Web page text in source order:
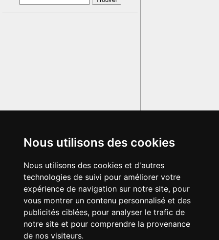
Nous utilisons des cookies
Nous utilisons des cookies et d'autres
technologies de suivi pour améliorer votre
expérience de navigation sur notre site, pour
vous montrer un contenu personnalisé et des
publicités ciblées, pour analyser le trafic de
notre site et pour comprendre la provenance
de nos visiteurs.